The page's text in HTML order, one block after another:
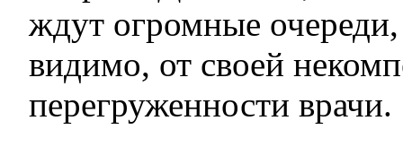
ждут огромные
видимо, от своей
перегруженности врачи.